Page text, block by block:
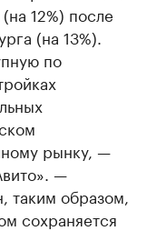
12%) после
(на 13%).
по
рынку, —
—
таким образом,
сохраняется